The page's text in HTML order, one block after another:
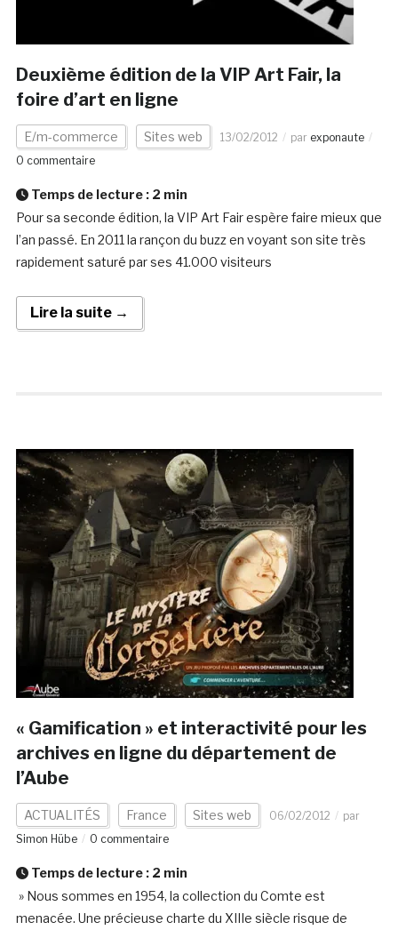
Deuxième édition de la VIP Art Fair, la
foire d’art en ligne
E/m-commerce Sites web 13/02/2012 par exponaute
0 commentaire
Temps de lecture : 2 min
Pour sa seconde édition, la VIP Art Fair espère faire mieux que
l’an passé. En 2011 la rançon du buzz en voyant son site très
rapidement saturé par ses 41.000 visiteurs
Lire la suite →
« Gamification » et interactivité pour les
archives en ligne du département de
l’Aube
ACTUALITÉS France Sites web 06/02/2012
par
Simon Hübe
0 commentaire
Temps de lecture : 2 min
» Nous sommes en 1954, la collection du Comte est
menacée. Une précieuse charte du XIIIe siècle risque de